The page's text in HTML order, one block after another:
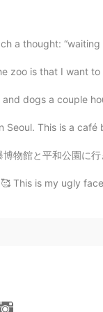
a thought:
zoo is that I want
dogs a couple
Seoul. This is a
。そして、長崎中華街に行きました。
This is my ugly